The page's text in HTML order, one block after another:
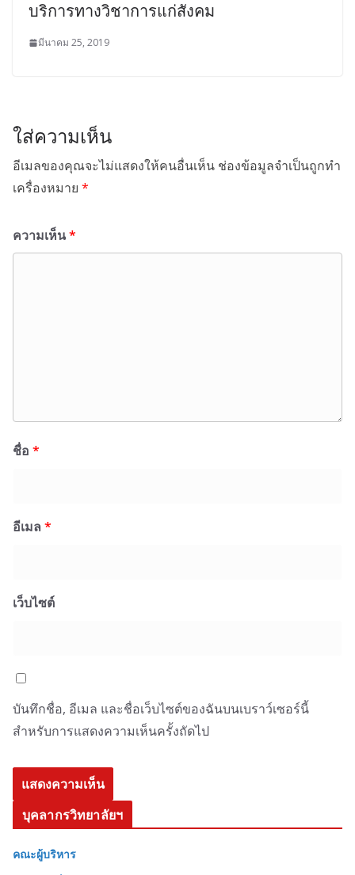
บริการทางวิชาการแก่สังคม
มีนาคม 25, 2019
ใส่ความเห็น
อีเมลของคุณจะไม่แสดงให้คนอื่นเห็น ช่องข้อมูลจำเป็นถูกทำ
เครื่องหมาย *
ความเห็น*
ชื่อ *
อีเมล *
เว็บไซต์
บันทึกชื่อ, อีเมล และชื่อเว็บไซต์ของฉันบนเบราว์เซอร์นี้
สำหรับการแสดงความเห็นครั้งถัดไป
บุคลากรวิทยาลัยฯ
คณะผู้บริหาร